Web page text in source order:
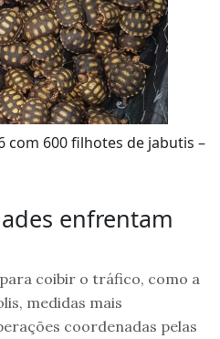
com 600 filhotes de jabutis –
enfrentam
coibir o tráfico, como a
medidas mais
coordenadas pelas